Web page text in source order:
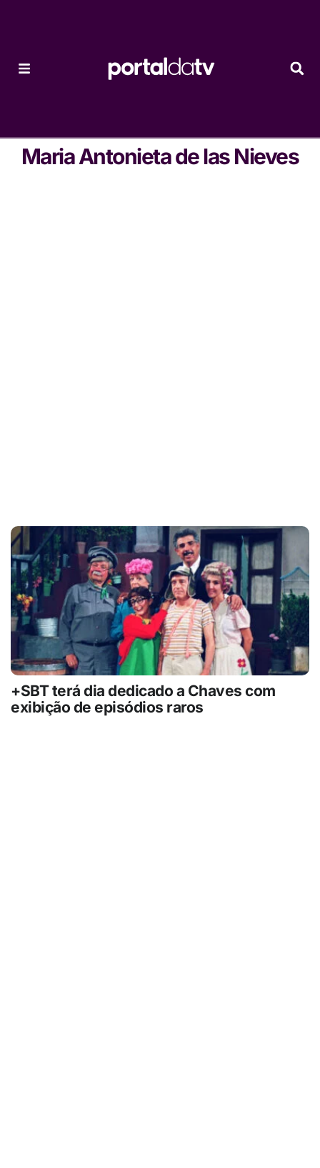
Maria Antonieta de las Nieves
+SBT terá dia dedicado a Chaves com
exibição de episódios raros